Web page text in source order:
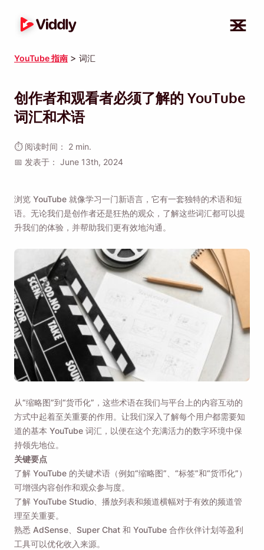
YouTube 指南 > 词汇
创作者和观看者必须了解的 YouTube
词汇和术语
⏱ 阅读时间： 2 min.
📅 发表于： June 13th, 2024
浏览 YouTube 就像学习一门新语言，它有一套独特的术语和短
语。无论我们是创作者还是狂热的观众，了解这些词汇都可以提
升我们的体验，并帮助我们更有效地沟通。
从“缩略图”到“货币化”，这些术语在我们与平台上的内容互动的
方式中起着至关重要的作用。让我们深入了解每个用户都需要知
道的基本 YouTube 词汇，以便在这个充满活力的数字环境中保
持领先地位。
关键要点
了解 YouTube 的关键术语（例如“缩略图”、“标签”和“货币化”）
可增强内容创作和观众参与度。
了解 YouTube Studio、播放列表和频道横幅对于有效的频道管
理至关重要。
熟悉 AdSense、Super Chat 和 YouTube 合作伙伴计划等盈利
工具可以优化收入来源。